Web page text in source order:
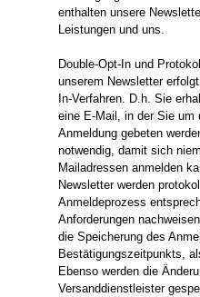
enthalten unsere
Leistungen und uns.
Double-Opt-In und
unserem Newsletter
In-Verfahren. D.h. Sie
eine E-Mail, in der Sie um
Anmeldung gebeten
notwendig, damit sich
Mailadressen anmelden
Newsletter werden
Anmeldeprozess
Anforderungen
die Speicherung des
Bestätigungszeitpunkts,
Ebenso werden die
Versanddienstleister